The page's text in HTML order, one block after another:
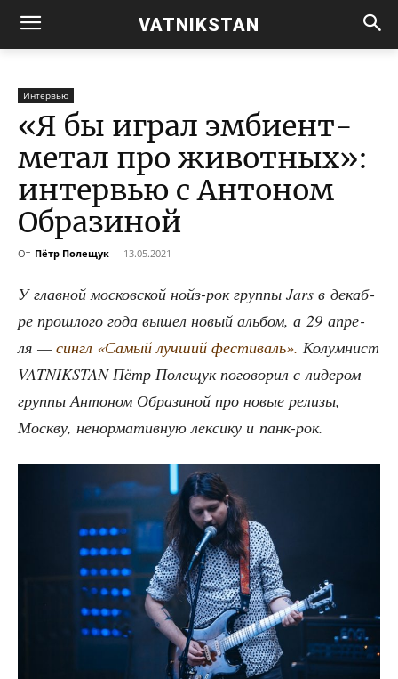
VATNIKSTAN
Интервью
«Я бы играл эмбиент-
метал про животных»:
интервью с Антоном
Образиной
От Пётр Полещук - 13.05.2021
У глав­ной мос­ков­ской нойз-рок груп­пы Jars в декаб­
ре про­шло­го года вышел новый аль­бом, а 29 апре­
ля — син­гл «Самый луч­ший фести­валь». Колум­нист
VATNIKSTAN Пётр Поле­щук пого­во­рил с лиде­ром
груп­пы Анто­ном Обра­зи­ной про новые рели­зы,
Моск­ву, ненор­ма­тив­ную лек­си­ку и панк-рок.